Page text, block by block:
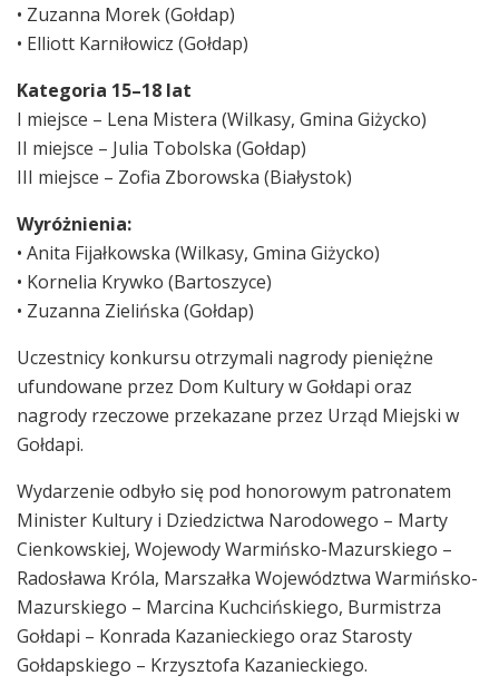
• Zuzanna Morek (Gołdap)
• Elliott Karniłowicz (Gołdap)
Kategoria 15–18 lat
I miejsce – Lena Mistera (Wilkasy, Gmina Giżycko)
II miejsce – Julia Tobolska (Gołdap)
III miejsce – Zofia Zborowska (Białystok)
Wyróżnienia:
• Anita Fijałkowska (Wilkasy, Gmina Giżycko)
• Kornelia Krywko (Bartoszyce)
• Zuzanna Zielińska (Gołdap)
Uczestnicy konkursu otrzymali nagrody pieniężne
ufundowane przez Dom Kultury w Gołdapi oraz
nagrody rzeczowe przekazane przez Urząd Miejski w
Gołdapi.
Wydarzenie odbyło się pod honorowym patronatem
Minister Kultury i Dziedzictwa Narodowego – Marty
Cienkowskiej, Wojewody Warmińsko-Mazurskiego –
Radosława Króla, Marszałka Województwa Warmińsko-
Mazurskiego – Marcina Kuchcińskiego, Burmistrza
Gołdapi – Konrada Kazanieckiego oraz Starosty
Gołdapskiego – Krzysztofa Kazanieckiego.